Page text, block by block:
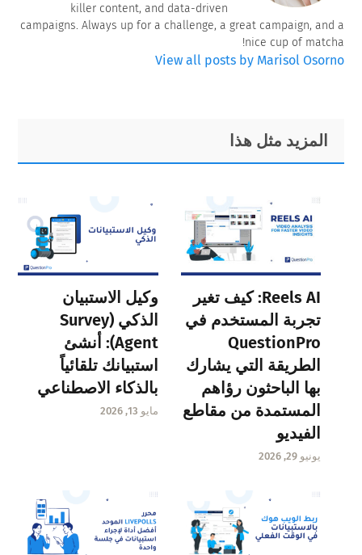
killer content, and data-driven
campaigns. Always up for a challenge, a great campaign, and a
nice cup of matcha!
View all posts by Marisol Osorno
Primary
Sidebar
Footer
المزيد مثل هذا
Reels AI: كيف تغير
تجربة المستخدم في
QuestionPro
الطريقة التي يشارك
بها الباحثون رؤاهم
المستمدة من مقاطع
الفيديو
يونيو 29, 2026
وكيل الاستبيان
الذكي (Survey
Agent): أنشئ
استبيانك تلقائياً
بالذكاء الاصطناعي
مايو 13, 2026